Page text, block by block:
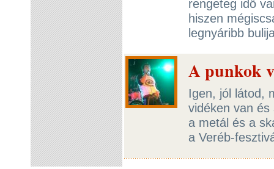
rengeteg idő
hiszen
legnyáribb
A punkok
Igen, jól látod,
vidéken van
a metál és a
a Veréb-